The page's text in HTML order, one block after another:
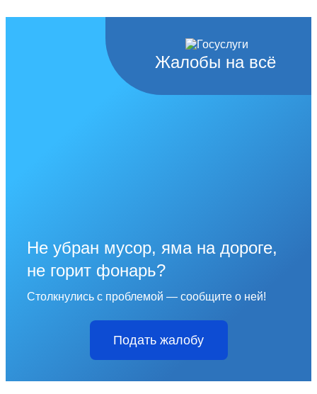
Жалобы на всё
Не убран мусор, яма на дороге,
не горит фонарь?
Столкнулись с проблемой — сообщите о ней!
Подать жалобу